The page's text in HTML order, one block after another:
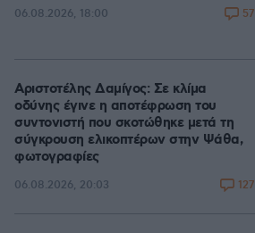
06.08.2026, 18:00 57
Αριστοτέλης Δαμίγος: Σε κλίμα
οδύνης έγινε η αποτέφρωση του
συντονιστή που σκοτώθηκε μετά τη
σύγκρουση ελικοπτέρων στην Ψάθα,
φωτογραφίες
06.08.2026, 20:03 127